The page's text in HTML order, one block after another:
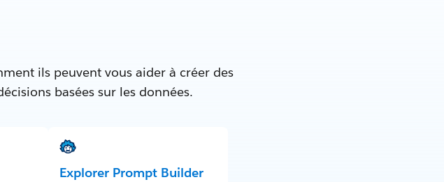
ils peuvent vous aider à créer des
basées sur les données.
Explorer Prompt Builder